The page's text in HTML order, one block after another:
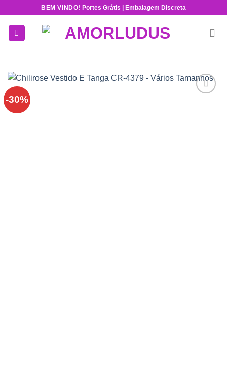
content
BEM VINDO! Portes Grátis | Embalagem Discreta
-30%